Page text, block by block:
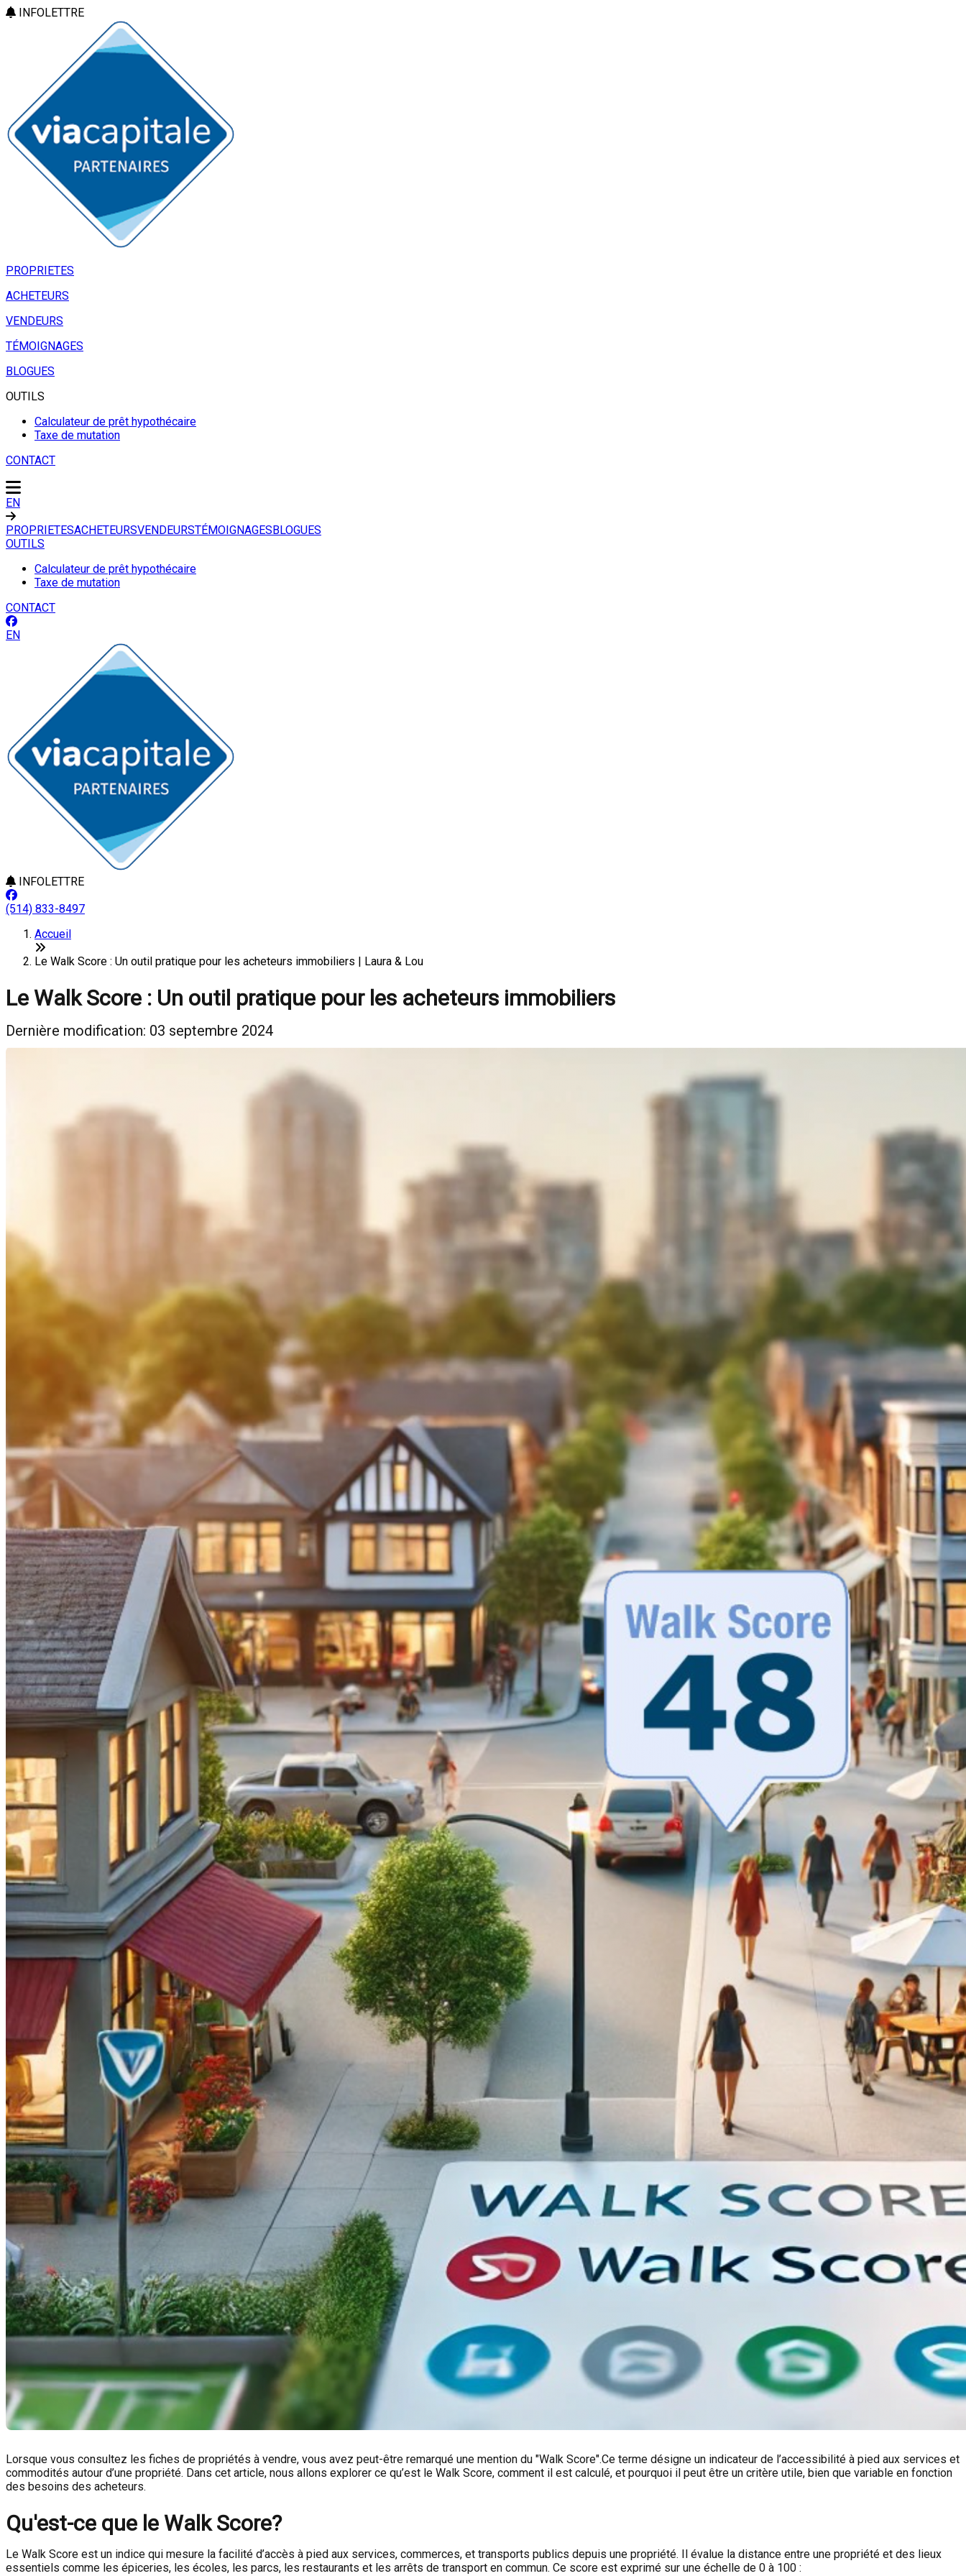
INFOLETTRE
PROPRIETES
ACHETEURS
VENDEURS
TÉMOIGNAGES
BLOGUES
OUTILS
Calculateur de prêt hypothécaire
Taxe de mutation
CONTACT
EN
PROPRIETESACHETEURSVENDEURSTÉMOIGNAGESBLOGUES
OUTILS
Calculateur de prêt hypothécaire
Taxe de mutation
CONTACT
EN
INFOLETTRE
(514) 833-8497
Accueil
Le Walk Score : Un outil pratique pour les acheteurs immobiliers | Laura & Lou
Le Walk Score : Un outil pratique pour les acheteurs immobiliers
Dernière modification: 03 septembre 2024
Lorsque vous consultez les fiches de propriétés à vendre, vous avez peut-être remarqué une mention du "Walk Score".Ce terme désigne un indicateur de l’accessibilité à pied aux services et
commodités autour d’une propriété. Dans cet article, nous allons explorer ce qu’est le Walk Score, comment il est calculé, et pourquoi il peut être un critère utile, bien que variable en fonction
des besoins des acheteurs.
Qu'est-ce que le Walk Score?
Le Walk Score est un indice qui mesure la facilité d’accès à pied aux services, commerces, et transports publics depuis une propriété. Il évalue la distance entre une propriété et des lieux
essentiels comme les épiceries, les écoles, les parcs, les restaurants et les arrêts de transport en commun. Ce score est exprimé sur une échelle de 0 à 100 :